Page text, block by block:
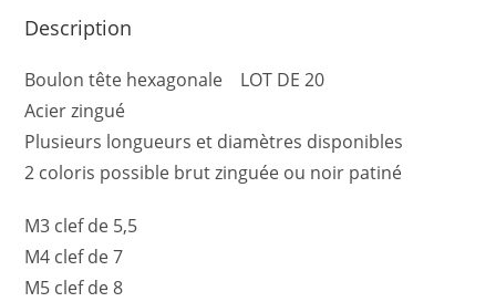
Description
Boulon tête hexagonale LOT DE 20
Acier zingué
Plusieurs longueurs et diamètres disponibles
2 coloris possible brut zinguée ou noir patiné
M3 clef de 5,5
M4 clef de 7
M5 clef de 8